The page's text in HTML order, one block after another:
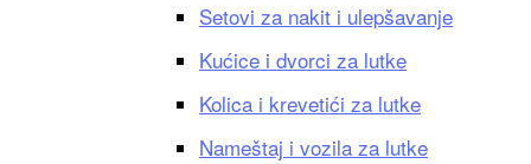
Setovi za nakit i ulepšavanje
Kućice i dvorci za lutke
Kolica i krevetići za lutke
Nameštaj i vozila za lutke